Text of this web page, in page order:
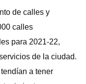
de calles y
calles
para 2021-22,
de la ciudad.
a tener